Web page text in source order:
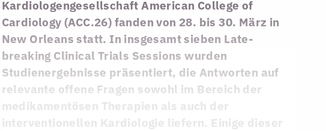
Kardiologengesellschaft American College of
Cardiology (ACC.26) fanden von 28. bis 30. März in
New Orleans statt. In insgesamt sieben Late-
breaking Clinical Trials Sessions wurden
Studienergebnisse präsentiert, die Antworten auf
relevante offene Fragen sowohl im Bereich der
medikamentösen Therapien als auch der
interventionellen Kardiologie liefern. Einige dieser